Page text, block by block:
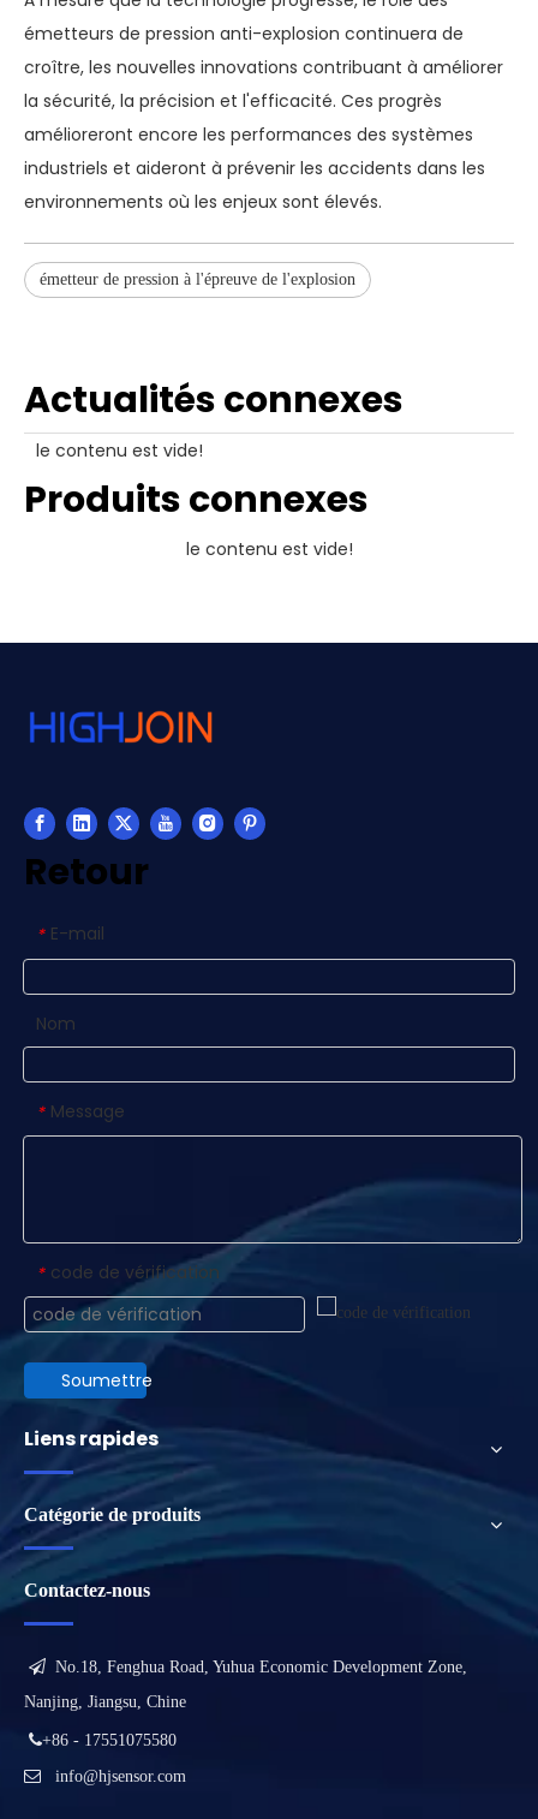
émetteurs de pression anti-explosion continuera de
croître, les nouvelles innovations contribuant à améliorer
la sécurité, la précision et l'efficacité. Ces progrès
amélioreront encore les performances des systèmes
industriels et aideront à prévenir les accidents dans les
environnements où les enjeux sont élevés.
émetteur de pression à l'épreuve de l'explosion
Actualités connexes
le contenu est vide!
Produits connexes
le contenu est vide!
Retour
* E-mail
Nom
* Message
* code de vérification
Soumettre
Liens rapides
Catégorie de produits
Contactez-nous
 No.18, Fenghua Road, Yuhua Economic Development Zone,
Nanjing, Jiangsu, Chine
+86 - 17551075580
 info@hjsensor.com